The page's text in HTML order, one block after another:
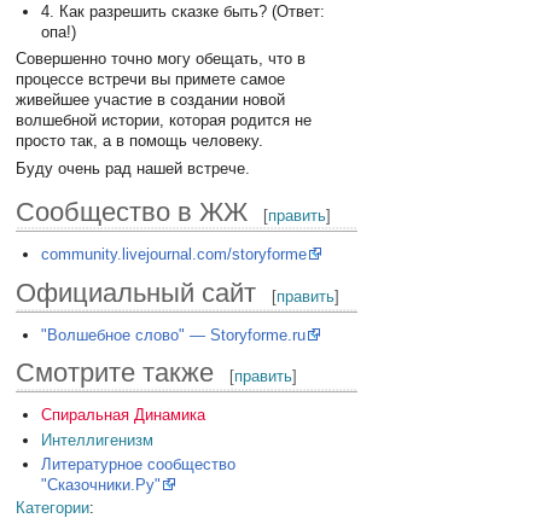
4. Как разрешить сказке быть? (Ответ:
опа!)
Совершенно точно могу обещать, что в
процессе встречи вы примете самое
живейшее участие в создании новой
волшебной истории, которая родится не
просто так, а в помощь человеку.
Буду очень рад нашей встрече.
Сообщество в ЖЖ [править]
community.livejournal.com/storyforme
Официальный сайт [править]
"Волшебное слово" — Storyforme.ru
Смотрите также [править]
Спиральная Динамика
Интеллигенизм
Литературное сообщество
"Сказочники.Ру"
Категории: